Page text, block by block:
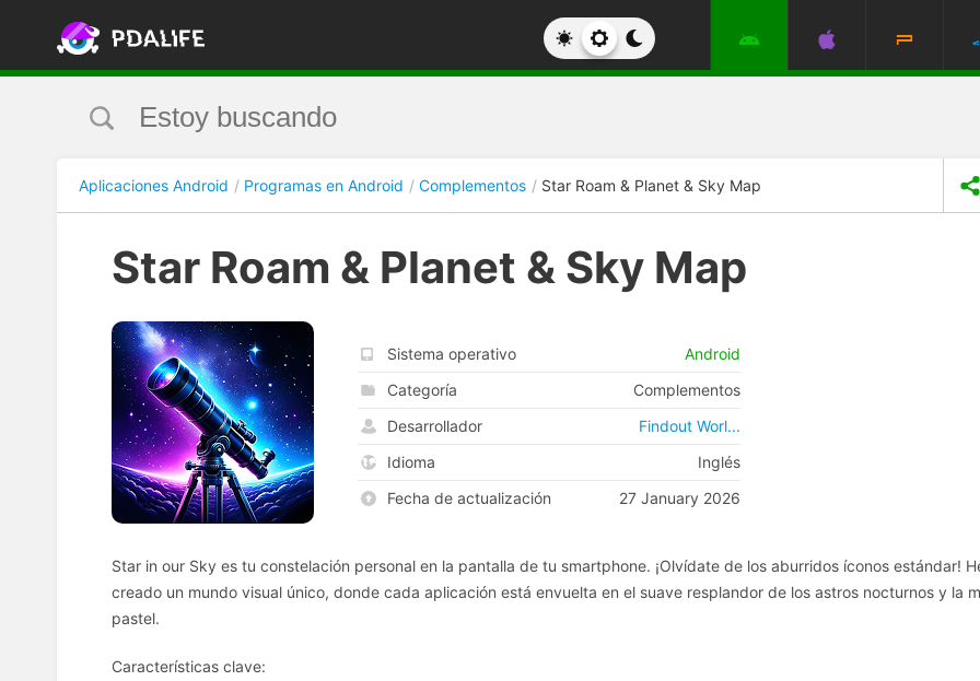
Aplicaciones Android Programas en Android Complementos Star Roam & Planet & Sky Map
Star Roam & Planet & Sky Map
Sistema operativo
Android
Categoría
Complementos
Desarrollador
Findout Worl...
Idioma
Inglés
Fecha de actualización
27 January 2026
Star in our Sky es tu constelación personal en la pantalla de tu smartphone. ¡Olvídate de los aburridos íconos estándar!
creado un mundo visual único, donde cada aplicación está envuelta en el suave resplandor de los astros nocturnos y la
pastel.
Características clave: